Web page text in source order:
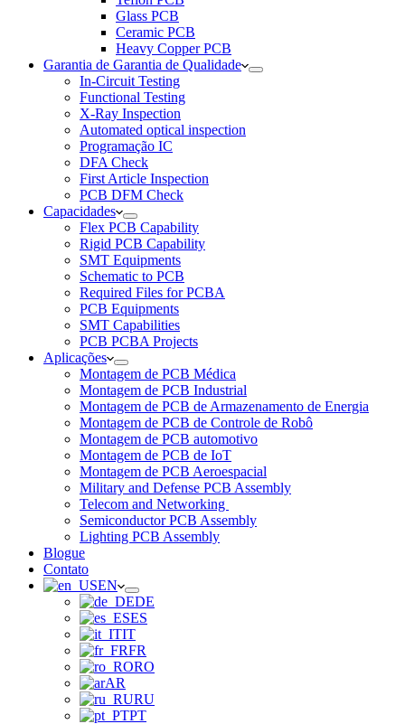
Glass PCB
Ceramic PCB
Heavy Copper PCB
Garantia de Garantia de Qualidade
In-Circuit Testing
Functional Testing
X-Ray Inspection
Automated optical inspection
Programação IC
DFA Check
First Article Inspection
PCB DFM Check
Capacidades
Flex PCB Capability
Rigid PCB Capability
SMT Equipments
Schematic to PCB
Required Files for PCBA
PCB Equipments
SMT Capabilities
PCB PCBA Projects
Aplicações
Montagem de PCB Médica
Montagem de PCB Industrial
Montagem de PCB de Armazenamento de Energia
Montagem de PCB de Controle de Robô
Montagem de PCB automotivo
Montagem de PCB de IoT
Montagem de PCB Aeroespacial
Military and Defense PCB Assembly
Telecom and Networking
Semiconductor PCB Assembly
Lighting PCB Assembly
Blogue
Contato
EN
DE
ES
IT
FR
RO
AR
RU
PT